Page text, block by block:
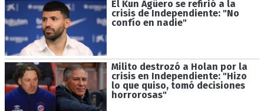
El Kun Agüero se refirió a la
crisis de Independiente: "No
confío en nadie"
Milito destrozó a Holan por la
crisis en Independiente: "Hizo
lo que quiso, tomó decisiones
horrorosas"